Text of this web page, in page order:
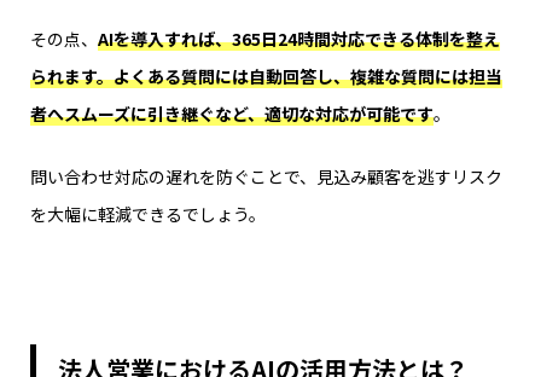
その点、 AIを導入すれば、365日24時間対応できる体制を整え
られます。よくある質問には自動回答し、複雑な質問には担当
者へスムーズに引き継ぐなど、適切な対応が可能です。
問い合わせ対応の遅れを防ぐことで、見込み顧客を逃すリスク
を大幅に軽減できるでしょう。
法人営業におけるAIの活用方法とは？